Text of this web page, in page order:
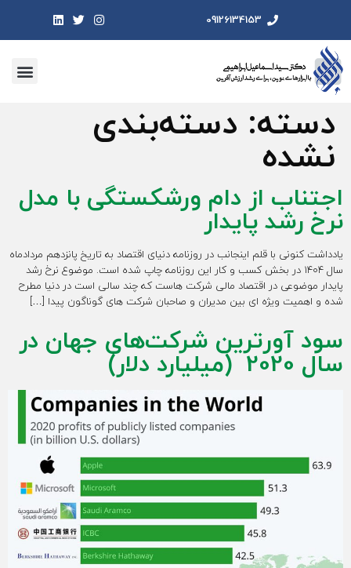
09126134153
دسته: دسته‌بندی
نشده
اجتناب از دام ورشکستگی با مدل
نرخ رشد پایدار
یادداشت کنونی با قلم اینجانب در روزنامه دنیای اقتصاد به تاریخ پانزدهم مردادماه
سال 1404 در بخش کسب و کار این روزنامه چاپ شده است. موضوع نرخ رشد
پایدار موضوعی در اقتصاد مالی شرکت هاست که چند سالی است در دنیا مطرح
شده و اهمیت ویژه ای بین مدیران و صاحبان شرکت های گوناگون پیدا […]
سود آورترین شرکت‌های جهان در
سال 2020 (میلیارد دلار)